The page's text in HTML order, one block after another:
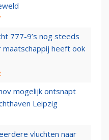
777-9’s nog steeds
maatschappij heeft ook
mogelijk ontsnapt
Leipzig
vluchten naar